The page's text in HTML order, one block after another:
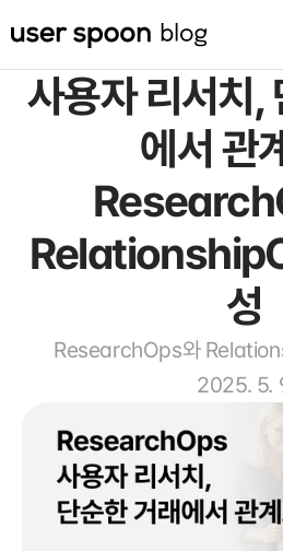
유저스푼
세상의 UX
🔮 신비한
유저스푼
사용자 리서치,
에서 관
성
ResearchOps와
2025. 5.